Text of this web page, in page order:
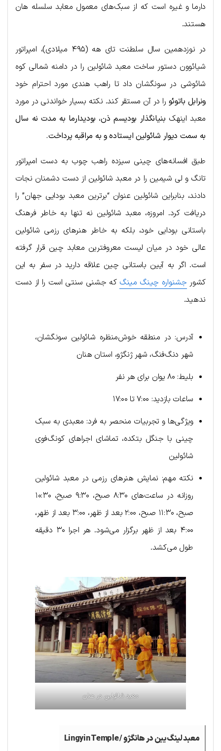
دارما و غیره است که از سبک‌های معمول معابد سلسله هان
هستند.
در نوزدهمین سال سلطنت تای هه (۴۹۵ میلادی)، امپراتور
شیائوون دستور ساخت معبد شائولین را در دامنه شمالی کوه
شائوشی در سونگشان داد تا راهب هندی مورد احترام خود
ونرابل باتوئو را در آن مستقر کند. نکته بسیار خواندنی در مورد
معبد اینهک بنیانگذار بودیسم ذن، بودیدارما به مدت نه سال
به سمت دیوار شائولین ایستاده و به مراقبه پرداخت.
طبق افسانه‌های چینی سیزده راهب چوب به دست امپراتور
تانگ و لی شیمین را در معبد شائولین از دست دشمنان نجات
دادند، بنابراین شائولین عنوان “برترین معبد بودایی جهان” را
دریافت کرد. امروزه، معبد شائولین نه تنها به خاطر فرهنگ
باستانی بودایی خود، بلکه به خاطر هنرهای رزمی شائولین
عالی خود در میان لیست معروفترین معابد چین قرار گرفته
است. اگر به آیین باستانی چین علاقه دارید در سفر به این
کشور جشنواره چینگ مینگ که جشنی سنتی است را از دست
ندهید.
آدرس: در منطقه خوش‌منظره شائولین سونگشان،
شهر دنگ‌فنگ، شهر ژنگژو، استان هنان
بلیط: ۸۰ یوان برای هر نفر
ساعات بازدید: ۷:۰۰ تا ۱۷:۰۰
ویژگی‌ها و تجربیات منحصر به فرد: معبدی به سبک
چینی با جنگل بتکده، تماشای اجراهای کونگ‌فوی
شائولین
نکته مهم: نمایش هنرهای رزمی در معبد شائولین
روزانه در ساعت‌های ۸:۳۰ صبح، ۹:۳۰ صبح، ۱۰:۳۰
صبح، ۱۱:۳۰ صبح، ۲:۰۰ بعد از ظهر، ۳:۰۰ بعد از ظهر،
۴:۰۰ بعد از ظهر برگزار می‌شود. هر اجرا ۳۰ دقیقه
طول می‌کشد.
معبد شائولین در هنان
معبد لینگ‌یین در هانگژو /Lingyin Temple